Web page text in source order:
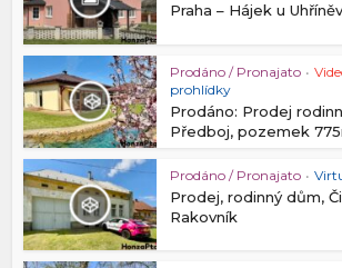
Praha – Hájek u
Prodáno / Pronajato •
prohlídky
Prodáno: Prodej
Předboj, pozemek
Prodáno / Pronajato •
Prodej, rodinný dům,
Rakovník